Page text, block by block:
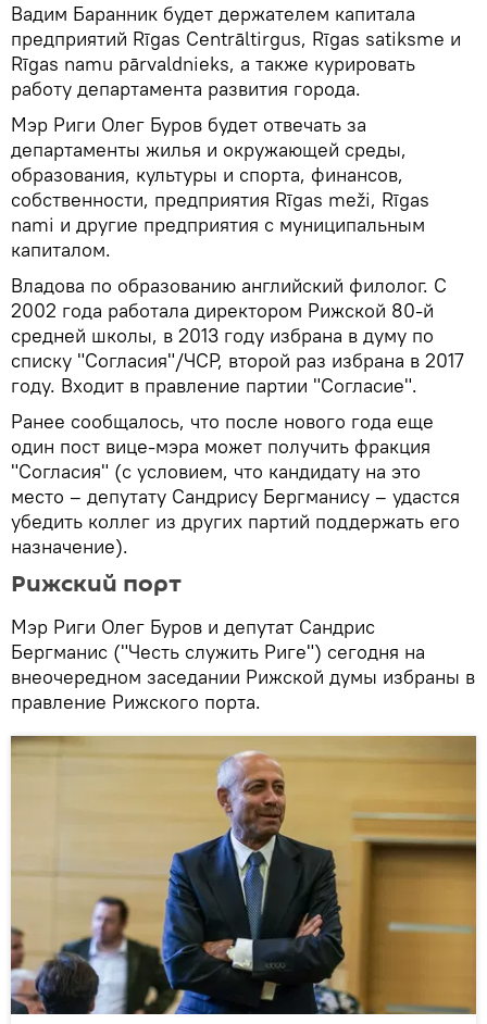
Вадим Баранник будет держателем капитала
предприятий Rīgas Centrāltirgus, Rīgas satiksme и
Rīgas namu pārvaldnieks, а также курировать
работу департамента развития города.
Мэр Риги Олег Буров будет отвечать за
департаменты жилья и окружающей среды,
образования, культуры и спорта, финансов,
собственности, предприятия Rīgas meži, Rīgas
nami и другие предприятия с муниципальным
капиталом.
Владова по образованию английский филолог. С
2002 года работала директором Рижской 80-й
средней школы, в 2013 году избрана в думу по
списку "Согласия"/ЧСР, второй раз избрана в 2017
году. Входит в правление партии "Согласие".
Ранее сообщалось, что после нового года еще
один пост вице-мэра может получить фракция
"Согласия" (с условием, что кандидату на это
место – депутату Сандрису Бергманису – удастся
убедить коллег из других партий поддержать его
назначение).
Рижский порт
Мэр Риги Олег Буров и депутат Сандрис
Бергманис ("Честь служить Риге") сегодня на
внеочередном заседании Рижской думы избраны в
правление Рижского порта.